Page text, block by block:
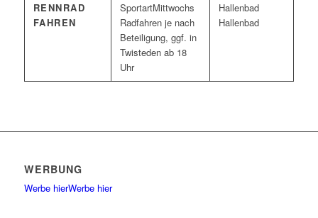
RENNRAD
FAHREN
Mittwochs
Radfahren je nach
Beteiligung, ggf. in
Twisteden ab 18
Uhr
Hallenbad
Hallenbad
WERBUNG
Werbe hierWerbe hier